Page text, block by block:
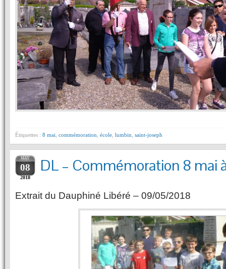
Étiquettes : 8 mai commémoration école lumbin saint-joseph
MAY
08
2018
DL – Commémoration 8 mai
Extrait du Dauphiné Libéré – 09/05/2018